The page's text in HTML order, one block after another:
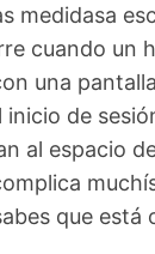
medidasa
cuando un
una
inicio de
al espacio
que está